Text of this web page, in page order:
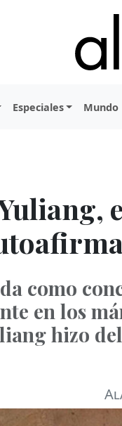
Especiales Mundo
como
en los
hizo